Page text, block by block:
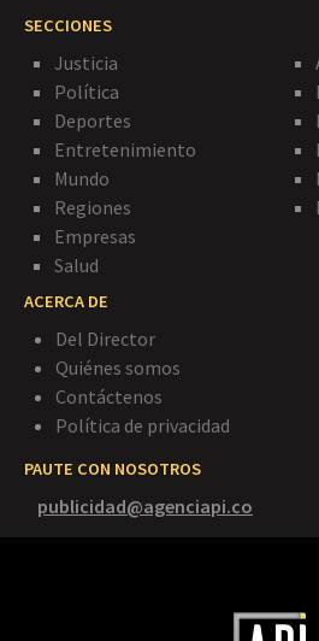
SECCIONES
Justicia
Política
Deportes
Entretenimiento
Mundo
Regiones
Empresas
Salud
ACERCA DE
Del Director
Quiénes somos
Contáctenos
Política de privacidad
PAUTE CON NOSOTROS
publicidad@agenciapi.co